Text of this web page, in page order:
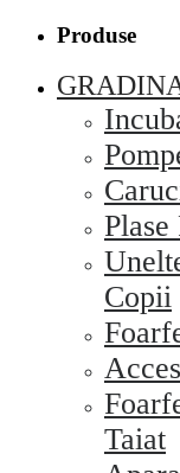
Produse
Copii
Taiat